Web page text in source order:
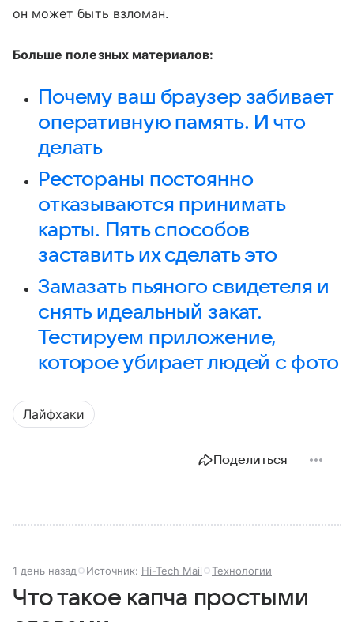
он может быть взломан.
Больше полезных материалов:
Почему ваш браузер забивает
оперативную память. И что
делать
Рестораны постоянно
отказываются принимать
карты. Пять способов
заставить их сделать это
Замазать пьяного свидетеля и
снять идеальный закат.
Тестируем приложение,
которое убирает людей с фото
Лайфхаки
Поделиться
1 день назад Источник: Hi-Tech Mail Технологии
Что такое капча простыми